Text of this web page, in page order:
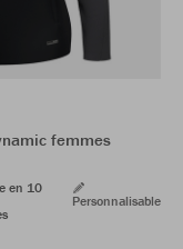
femmes
en 10
Personnalisable